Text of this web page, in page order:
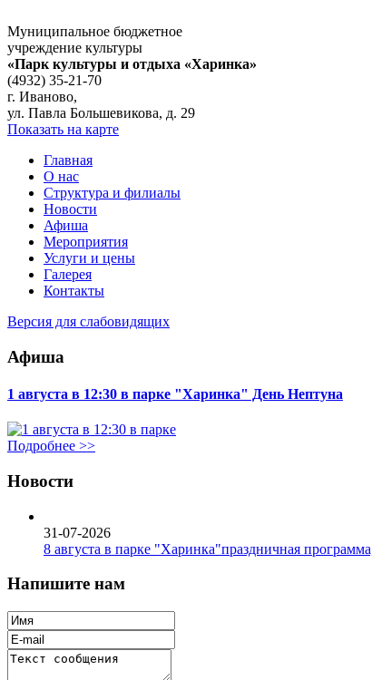
Муниципальное бюджетное
учреждение культуры
«Парк культуры и отдыха «Харинка»
(4932) 35-21-70
г. Иваново,
ул. Павла Большевикова, д. 29
Показать на карте
Главная
О нас
Структура и филиалы
Новости
Афиша
Мероприятия
Услуги и цены
Галерея
Контакты
Версия для слабовидящих
Афиша
1 августа в 12:30 в парке "Харинка" День Нептуна
Подробнее >>
Новости
31-07-2026
8 августа в парке "Харинка"праздничная
Напишите нам